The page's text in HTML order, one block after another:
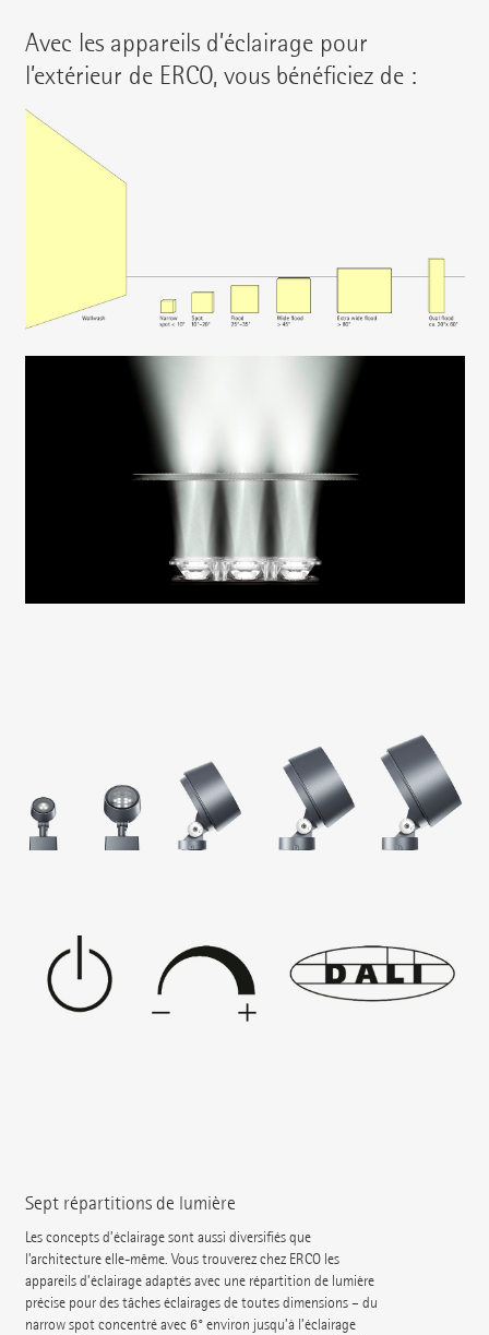
Avec les appareils d’éclairage pour
l’extérieur de ERCO, vous bénéficiez de :
Sept répartitions de lumière
Les concepts d’éclairage sont aussi diversifiés que
l’architecture elle-même. Vous trouverez chez ERCO les
appareils d’éclairage adaptés avec une répartition de lumière
précise pour des tâches éclairages de toutes dimensions – du
narrow spot concentré avec 6° environ jusqu’à l’éclairage